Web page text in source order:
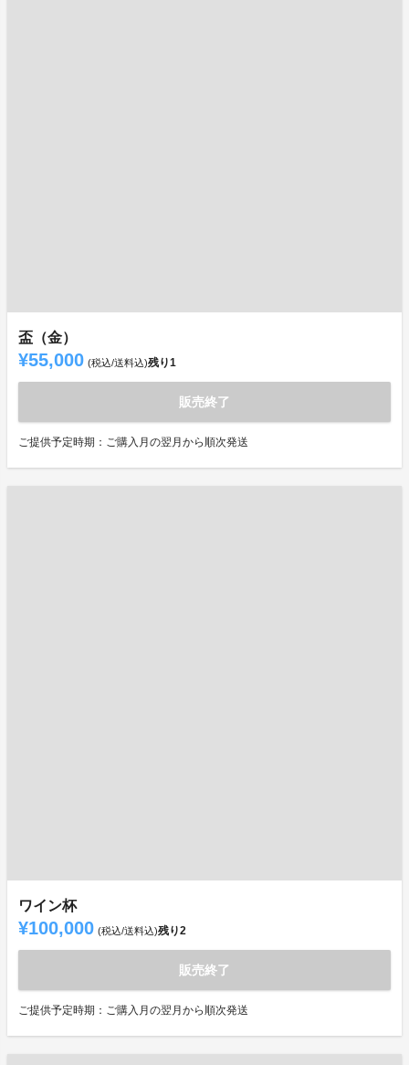
盃（金）
¥55,000 (税込/送料込)残り1
販売終了
ご提供予定時期：ご購入月の翌月から順次発送
ワイン杯
¥100,000 (税込/送料込)残り2
販売終了
ご提供予定時期：ご購入月の翌月から順次発送